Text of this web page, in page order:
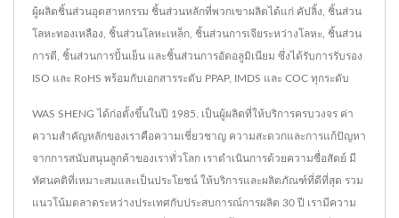
ผู้ผลิตชิ้นส่วนอุตสาหกรรม ชิ้นส่วนหลักที่พวกเขาผลิตได้แก่ คัปลิ้ง, ชิ้นส่วน
โลหะทองเหลือง, ชิ้นส่วนโลหะเหล็ก, ชิ้นส่วนการเจียระหว่างโลหะ, ชิ้นส่วน
การตี, ชิ้นส่วนการปั้นเย็น และชิ้นส่วนการอัดอลูมิเนียม ซึ่งได้รับการรับรอง
ISO และ RoHS พร้อมกับเอกสารระดับ PPAP, IMDS และ COC ทุกระดับ
WAS SHENG ได้ก่อตั้งขึ้นในปี 1985. เป็นผู้ผลิตที่ให้บริการครบวงจร ค่า
ความสำคัญหลักของเราคือความเชี่ยวชาญ ความสะดวกและการแก้ปัญหา
จากการสนับสนุนลูกค้าของเราทั่วโลก เราดำเนินการด้วยความซื่อสัตย์ มี
ทัศนคติที่เหมาะสมและเป็นประโยชน์ ให้บริการและผลิตภัณฑ์ที่ดีที่สุด รวม
แนวโน้มตลาดระหว่างประเทศกับประสบการณ์การผลิต 30 ปี เรามีความ